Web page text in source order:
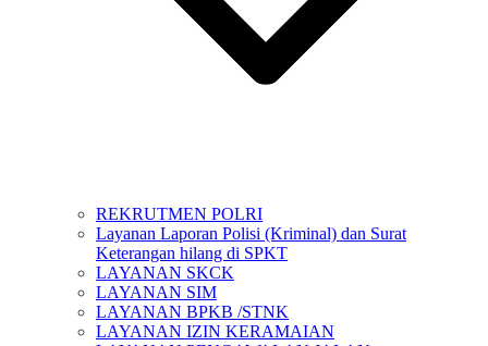
REKRUTMEN POLRI
Layanan Laporan Polisi (Kriminal) dan Surat
Keterangan hilang di SPKT
LAYANAN SKCK
LAYANAN SIM
LAYANAN BPKB /STNK
LAYANAN IZIN KERAMAIAN